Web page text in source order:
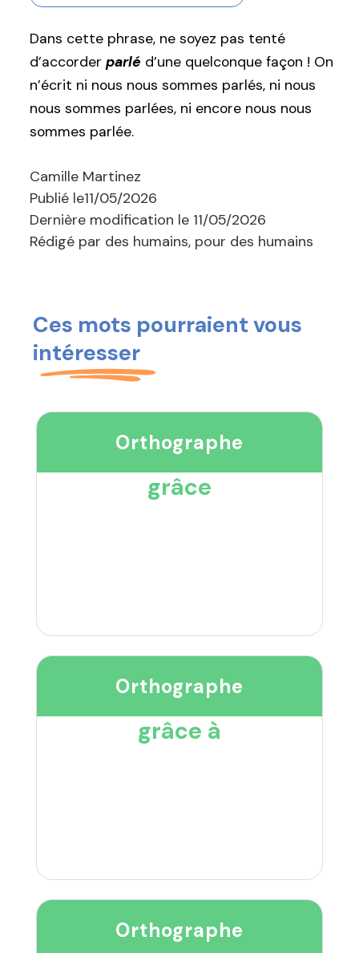
Dans cette phrase, ne soyez pas tenté
d’accorder parlé d’une quelconque façon ! On
n’écrit ni nous nous sommes parlés, ni nous
nous sommes parlées, ni encore nous nous
sommes parlée.
Camille Martinez
Publié le11/05/2026
Dernière modification le 11/05/2026
Rédigé par des humains, pour des humains
Ces mots pourraient vous
intéresser
Orthographe
grâce
Orthographe
grâce à
Orthographe